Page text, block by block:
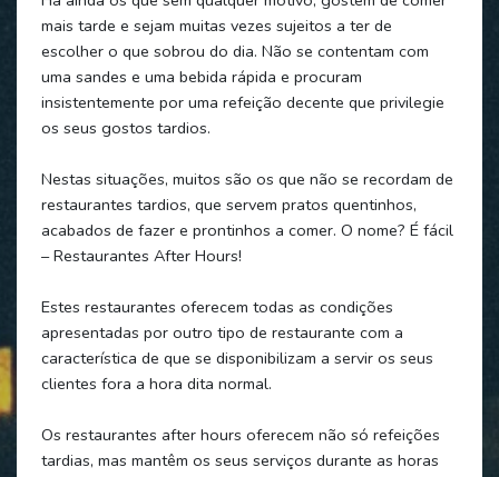
mais tarde e sejam muitas vezes sujeitos a ter de
escolher o que sobrou do dia. Não se contentam com
uma sandes e uma bebida rápida e procuram
insistentemente por uma refeição decente que privilegie
os seus gostos tardios.
Nestas situações, muitos são os que não se recordam de
restaurantes tardios, que servem pratos quentinhos,
acabados de fazer e prontinhos a comer. O nome? É fácil
– Restaurantes After Hours!
Estes restaurantes oferecem todas as condições
apresentadas por outro tipo de restaurante com a
característica de que se disponibilizam a servir os seus
clientes fora a hora dita normal.
Os restaurantes after hours oferecem não só refeições
tardias, mas mantêm os seus serviços durante as horas